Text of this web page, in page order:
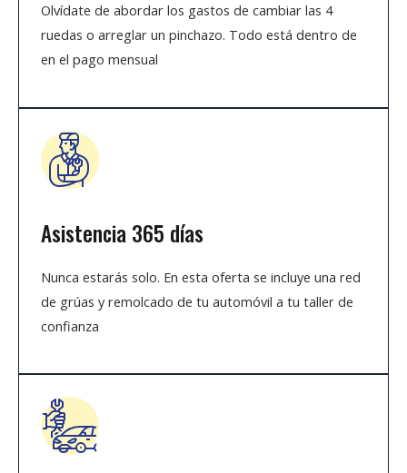
Olvídate de abordar los gastos de cambiar las 4
ruedas o arreglar un pinchazo. Todo está dentro de
en el pago mensual
Asistencia 365 días
Nunca estarás solo. En esta oferta se incluye una red
de grúas y remolcado de tu automóvil a tu taller de
confianza